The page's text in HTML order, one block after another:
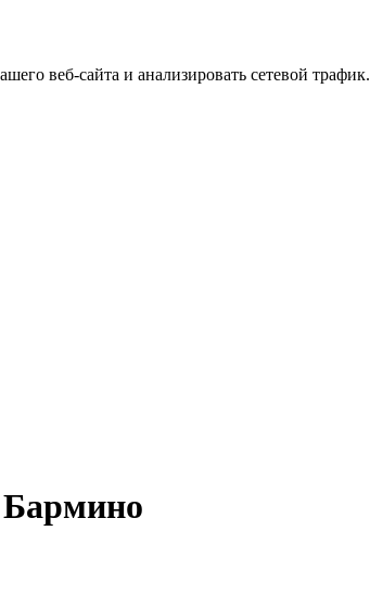
веб-сайта и анализировать сетевой трафик.
Бармино